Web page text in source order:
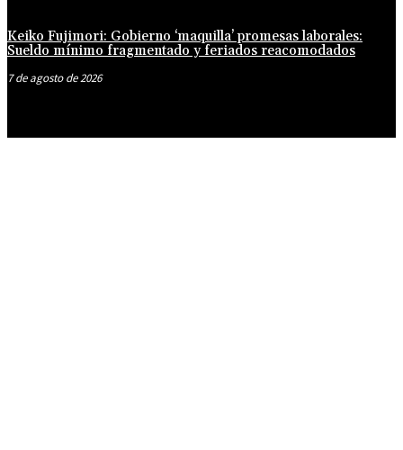
Keiko Fujimori: Gobierno ‘maquilla’ promesas laborales:
Sueldo mínimo fragmentado y feriados reacomodados
7 de agosto de 2026